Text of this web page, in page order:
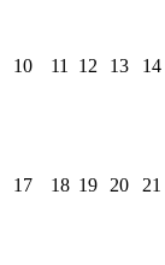
10 11 12 13 14
17 18 19 20 21